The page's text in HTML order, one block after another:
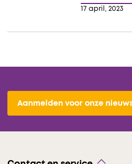
17 april, 2023
Aanmelden voor onze